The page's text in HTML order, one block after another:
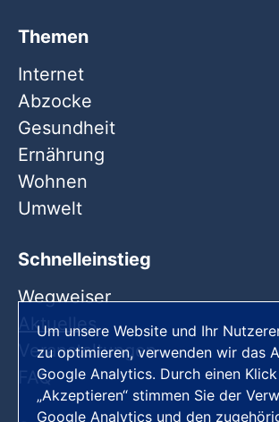
Themen
Internet
Abzocke
Gesundheit
Ernährung
Wohnen
Umwelt
Schnelleinstieg
Wegweiser
Aktuelles
Veranstaltungen
FAQ
Um unsere Website und Ihr
zu optimieren, verwenden wir das
Google Analytics. Durch einen
„Akzeptieren“ stimmen Sie der
Google Analytics und den